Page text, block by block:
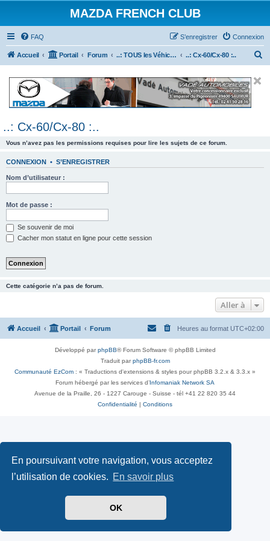
En poursuivant votre navigation, vous acceptez
l’utilisation de cookies. En savoir plus
OK
MAZDA FRENCH CLUB
FAQ Connexion
S’enregistrer
Accueil Portail Forum ..: TOUS les Véhicules MAZDA :.. ..: Cx-60/Cx-80 :..
e
..: Cx-60/Cx-80 :..
Vous n’avez pas les permissions requises pour lire les sujets de ce forum.
CONNEXION • S’ENREGISTRER
Nom d’utilisateur :
Mot de passe :
Se souvenir de moi
Cacher mon statut en ligne pour cette session
Cette catégorie n’a pas de forum.
Aller à
Accueil Portail Forum Heures au format UTC+02:00
Développé parphpBB® Forum Software © phpBB Limited
Traduit parphpBB-fr.com
Communauté EzCom : « Traductions d'extensions & styles pour phpBB 3.2.x & 3.3.x »
Forum hébergé par les services d’ Infomaniak Network SA
Avenue de la Praille, 26 - 1227 Carouge - Suisse - tél +41 22 820 35 44
Confidentialité
Conditions